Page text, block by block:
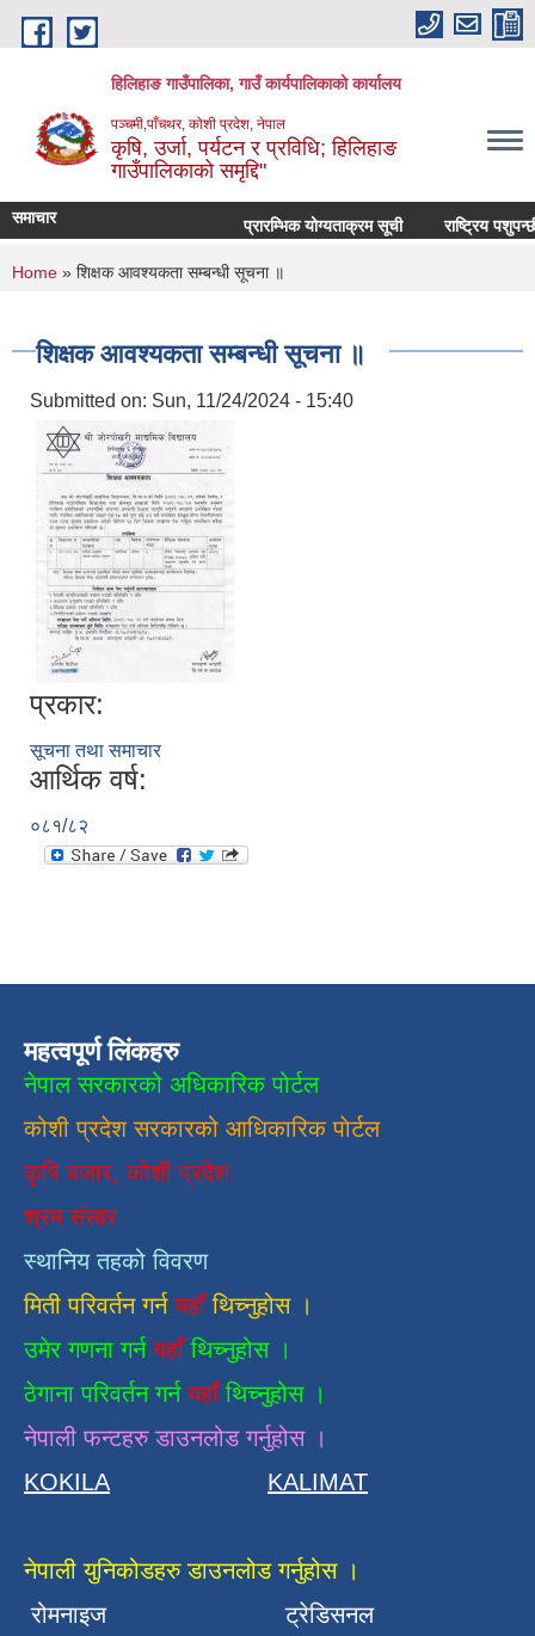
Skip to main content
हिलिहाङ गाउँपालिका, गाउँ कार्यपालिकाको कार्यालय
पञ्चमी,पाँचथर, कोशी प्रदेश, नेपाल
कृषि, उर्जा, पर्यटन र प्रविधि; हिलिहाङ
गाउँपालिकाको समृद्दि"
समाचार प्रारम्भिक योग्यताक्रम सूची राष्ट्रिय
You are here
Home » शिक्षक आवश्यकता सम्बन्धी सूचना ॥
शिक्षक आवश्यकता सम्बन्धी सूचना ॥
Submitted on: Sun, 11/24/2024 - 15:40
प्रकार:
सूचना तथा समाचार
आर्थिक वर्ष:
०८१/८२
महत्वपूर्ण लिंकहरु
नेपाल सरकारको अधिकारिक पोर्टल
कोशी प्रदेश सरकारको आधिकारिकपाेर्टल
कृषि बजार, कोशी प्रदेश
श्रम संसार
स्थानिय तहको विवरण
मिती परिवर्तन गर्न यहाँ थिच्नुहोस ।
उमेर गणना गर्नयहाँथिच्नुहोस ।
ठेगाना परिवर्तन गर्नयहाँ थिच्नुहोस ।
नेपाली फन्टहरु डाउनलोड गर्नुहोस ।
KOKILA
KALIMAT
नेपाली युनिकोडहरु डाउनलोड गर्नुहोस ।
रोमनाइज
ट्रेडिसनल